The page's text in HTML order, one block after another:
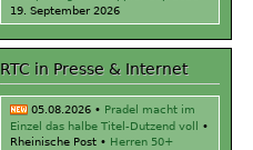
19. September 2026
RTC in Presse & Internet
05.08.2026 • Pradel macht im
Einzel das halbe Titel-Dutzend voll
•
Rheinische Post • Herren 50+